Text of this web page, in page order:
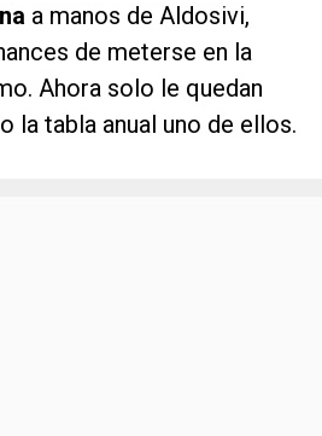
a manos de Aldosivi,
de meterse en la
Ahora solo le quedan
la tabla anual uno de ellos.